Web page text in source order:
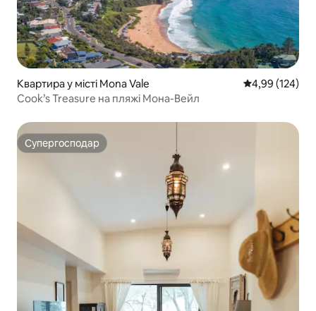
Квартира у місті Mona Vale Середня
4,99 (124)
Cook’s Treasure на пляжі Мона-Вейл
Супергосподар
Супергосподар